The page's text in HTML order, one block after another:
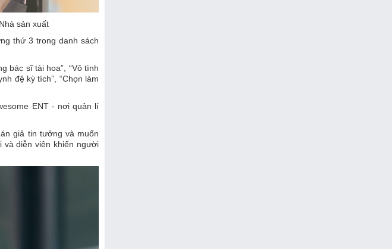
sản xuất
thứ 3 trong danh sách
bác sĩ tài hoa”, “Vô tình
đệ kỳ tích”, “Chọn làm
ENT - nơi quản lí
giả tin tưởng và muốn
và diễn viên khiến người